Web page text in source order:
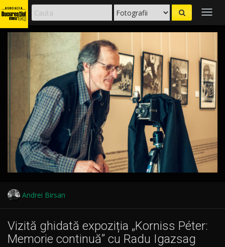
Andrei Birsan
Vizită ghidată expoziția „Korniss Péter:
Memorie continuă” cu Radu Igazsag